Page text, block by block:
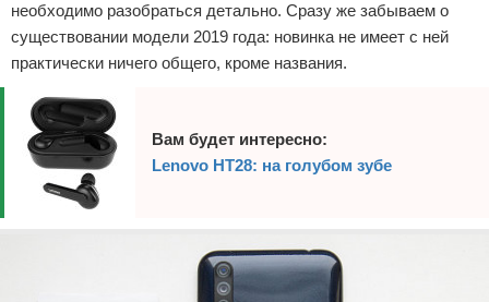
необходимо разобраться детально. Сразу же забываем о
существовании модели 2019 года: новинка не имеет с ней
практически ничего общего, кроме названия.
Вам будет интересно:
Lenovo HT28: на голубом зубе